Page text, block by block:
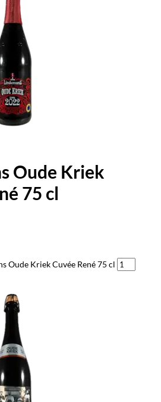
Oude Kriek
75 cl
Oude Kriek Cuvée René 75 cl